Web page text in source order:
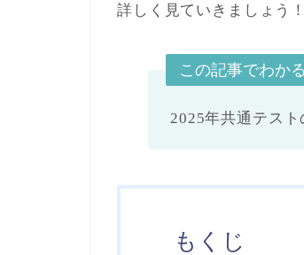
詳しく見ていきましょう！
この記事でわか
2025年共通テス
もくじ